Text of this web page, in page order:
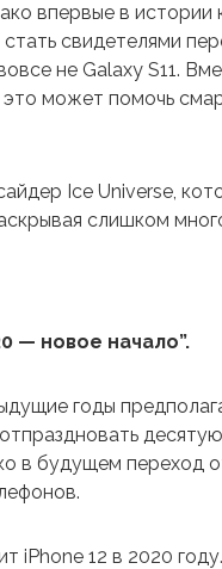
впервые в истории
свидетелями
не Galaxy S11.
может помочь
Ice Universe,
слишком
— новое начало”.
годы
в будущем переход
iPhone 12 в 2020